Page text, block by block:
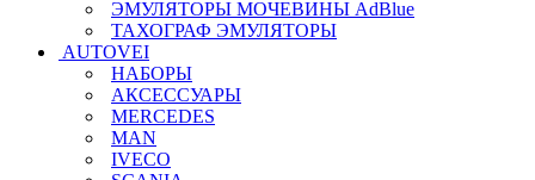
ЭМУЛЯТОРЫ МОЧЕВИНЫ АdBlue
ТАХОГРАФ ЭМУЛЯТОРЫ
AUTOVEI
НАБОРЫ
АКСЕССУАРЫ
MERCEDES
MAN
IVECO